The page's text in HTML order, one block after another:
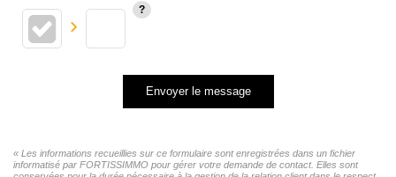
Envoyer le message
« Les informations recueillies sur ce formulaire sont enregistrées dans un fichier
informatisé par FORTISSIMMO pour gérer votre demande de contact. Elles sont